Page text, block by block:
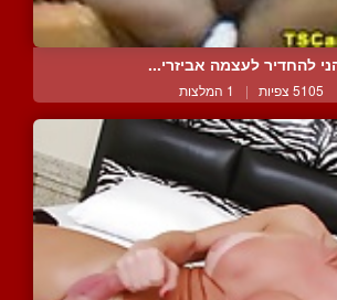
להחדיר לעצמה אביזרי...
5105 צפיות | 1 המלצות